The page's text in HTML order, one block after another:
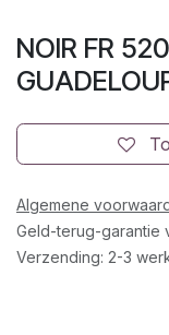
NOIR FR
Algemene
Geld-terug-garantie
Verzending: 2-3